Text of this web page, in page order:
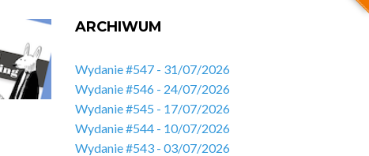
ARCHIWUM
Wydanie #547 - 31/07/2026
Wydanie #546 - 24/07/2026
Wydanie #545 - 17/07/2026
Wydanie #544 - 10/07/2026
Wydanie #543 - 03/07/2026